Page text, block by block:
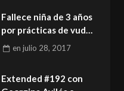
Fallece niña de 3 años
por prácticas de vudú
y magia negra
enjulio 28, 2017
Extended #192 con